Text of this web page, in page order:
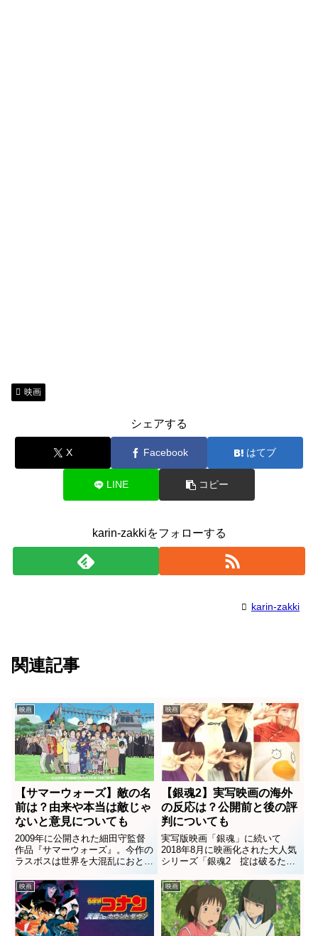
映画
シェアする
X Facebook はてブ
LINE コピー
karin-zakkiをフォローする
karin-zakki
関連記事
映画
【サマーウォーズ】敵の名
前は？由来や本当は敵じゃ
ないと意見についても
2009年に公開された細田守監督
作品『サマーウォーズ』。今作の
ラスボスは世界を大混乱におとし
いれる最強のプログラム？敵の名
前や性能、「本当の敵」のSNS
の評判もまとめました。（作品の
ネタバレを含んで作成していま
す。ご注意ください）【サマー
ウ...
映画
【銀魂2】実写映画の海外
の反応は？公開前と後の評
判についても
実写版映画「銀魂」に続いて
2018年8月に映画化された大人気
シリーズ「銀魂2 掟は破るため
にこそある」。漫画原作の実写化
に実績のある福田監督だけに、
「面白い」「最高」と評価が高い
作品です。海外でも大人気の「銀
魂」ですが、実写映画の反響はど
う...
映画 映画